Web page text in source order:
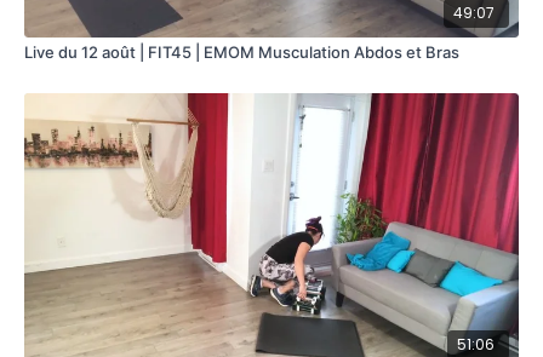
49:07
Live du 12 août | FIT45 | EMOM Musculation Abdos et Bras
51:06